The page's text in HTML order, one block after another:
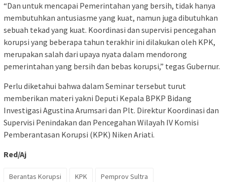
“Dan untuk mencapai Pemerintahan yang bersih, tidak hanya
membutuhkan antusiasme yang kuat, namun juga dibutuhkan
sebuah tekad yang kuat. Koordinasi dan supervisi pencegahan
korupsi yang beberapa tahun terakhir ini dilakukan oleh KPK,
merupakan salah dari upaya nyata dalam mendorong
pemerintahan yang bersih dan bebas korupsi,” tegas Gubernur.
Perlu diketahui bahwa dalam Seminar tersebut turut
memberikan materi yakni Deputi Kepala BPKP Bidang
Investigasi Agustina Arumsari dan Plt. Direktur Koordinasi dan
Supervisi Penindakan dan Pencegahan Wilayah IV Komisi
Pemberantasan Korupsi (KPK) Niken Ariati.
Red/Aj
Berantas Korupsi KPK Pemprov Sultra